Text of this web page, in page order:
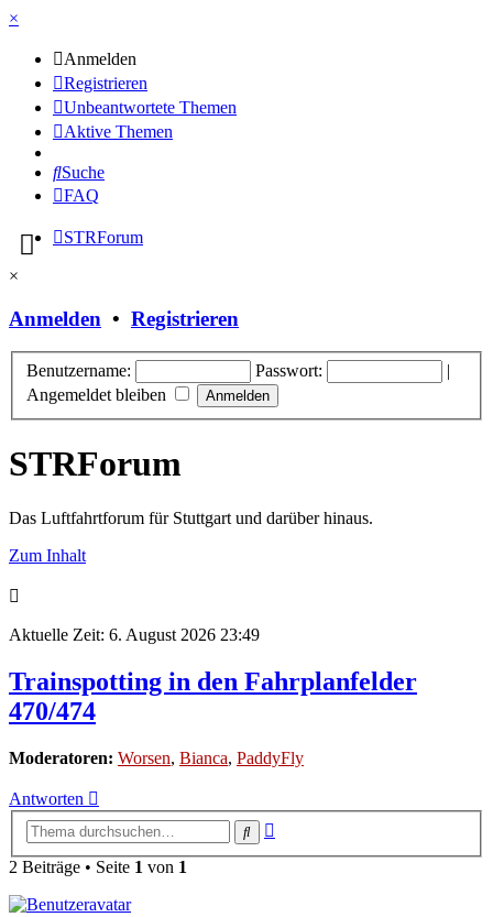
×
Anmelden
Registrieren
Unbeantwortete Themen
Aktive Themen
Suche
FAQ
STRForum
×
Anmelden • Registrieren
Benutzername: Passwort:
|
Angemeldet bleiben
STRForum
Das Luftfahrtforum für Stuttgart und darüber hinaus.
Zum Inhalt
Aktuelle Zeit: 6. August 2026 23:49
Trainspotting in den Fahrplanfelder
470/474
Moderatoren: Worsen, Bianca, PaddyFly
Antworten
Suche
2 Beiträge • Seite 1 von 1